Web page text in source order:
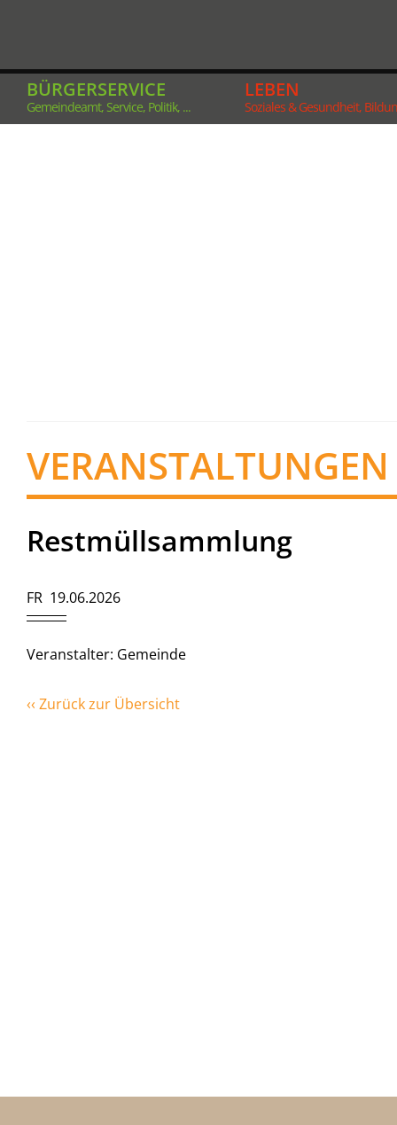
BÜRGERSERVICE
Gemeindeamt, Service, Politik, ...
LEBEN
Soziales & Gesundheit,
VERANSTALTUNGEN
Restmüllsammlung
FR 19.06.2026
Veranstalter: Gemeinde
‹‹ Zurück zur Übersicht